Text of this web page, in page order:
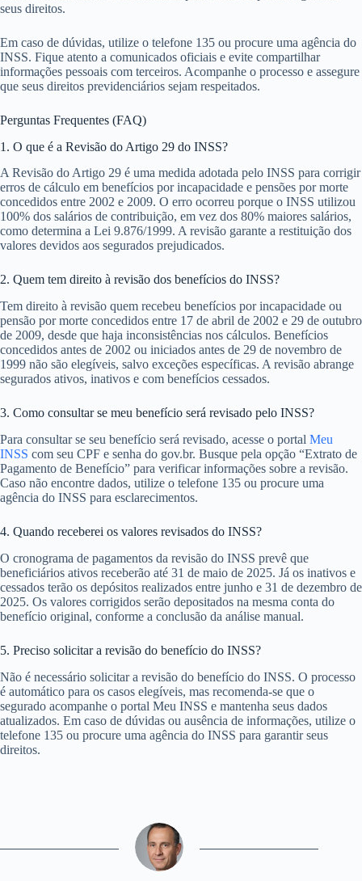
seus direitos.
Em caso de dúvidas, utilize o telefone 135 ou procure uma agência do
INSS. Fique atento a comunicados oficiais e evite compartilhar
informações pessoais com terceiros. Acompanhe o processo e assegure
que seus direitos previdenciários sejam respeitados.
Perguntas Frequentes (FAQ)
1. O que é a Revisão do Artigo 29 do INSS?
A Revisão do Artigo 29 é uma medida adotada pelo INSS para corrigir
erros de cálculo em benefícios por incapacidade e pensões por morte
concedidos entre 2002 e 2009. O erro ocorreu porque o INSS utilizou
100% dos salários de contribuição, em vez dos 80% maiores salários,
como determina a Lei 9.876/1999. A revisão garante a restituição dos
valores devidos aos segurados prejudicados.
2. Quem tem direito à revisão dos benefícios do INSS?
Tem direito à revisão quem recebeu benefícios por incapacidade ou
pensão por morte concedidos entre 17 de abril de 2002 e 29 de outubro
de 2009, desde que haja inconsistências nos cálculos. Benefícios
concedidos antes de 2002 ou iniciados antes de 29 de novembro de
1999 não são elegíveis, salvo exceções específicas. A revisão abrange
segurados ativos, inativos e com benefícios cessados.
3. Como consultar se meu benefício será revisado pelo INSS?
Para consultar se seu benefício será revisado, acesse o portal Meu
INSS com seu CPF e senha do gov.br. Busque pela opção “Extrato de
Pagamento de Benefício” para verificar informações sobre a revisão.
Caso não encontre dados, utilize o telefone 135 ou procure uma
agência do INSS para esclarecimentos.
4. Quando receberei os valores revisados do INSS?
O cronograma de pagamentos da revisão do INSS prevê que
beneficiários ativos receberão até 31 de maio de 2025. Já os inativos e
cessados terão os depósitos realizados entre junho e 31 de dezembro de
2025. Os valores corrigidos serão depositados na mesma conta do
benefício original, conforme a conclusão da análise manual.
5. Preciso solicitar a revisão do benefício do INSS?
Não é necessário solicitar a revisão do benefício do INSS. O processo
é automático para os casos elegíveis, mas recomenda-se que o
segurado acompanhe o portal Meu INSS e mantenha seus dados
atualizados. Em caso de dúvidas ou ausência de informações, utilize o
telefone 135 ou procure uma agência do INSS para garantir seus
direitos.